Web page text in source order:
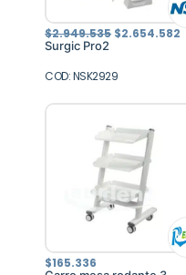
$2.949.535 El
precio
$2.949.535.
$2.654.582
Surgic Pro2
COD: NSK2929
$165.336